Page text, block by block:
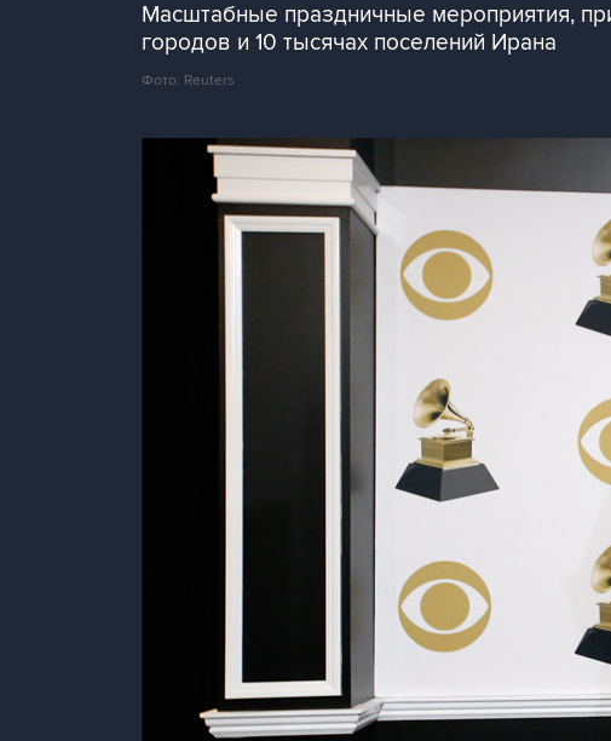
Масштабные праздничные мероприятия,
городов и 10 тысячах поселений Ирана
Фото: Reuters